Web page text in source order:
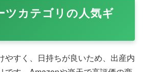
ツカテゴリの人気ギ
やすく、日持ちが良いため、出産内